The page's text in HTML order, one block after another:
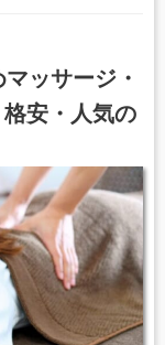
ッサージ・
安・人気の